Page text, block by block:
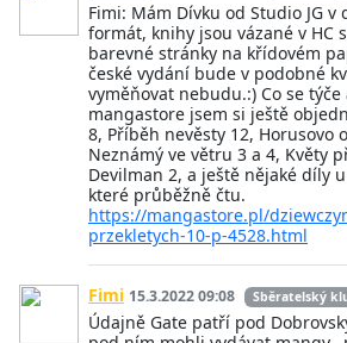
Fimi: Mám Dívku od Studio JG v
formát, knihy jsou vázané v HC
barevné stránky na křídovém
české vydání bude v podobné
vyměňovat nebudu.:) Co se
mangastore jsem si ještě
8, Příběh nevěsty 12, Horusovo
Neznámý ve větru 3 a 4, Květy
Devilman 2, a ještě nějaké díly
které průběžně čtu.
https://mangastore.pl/
przekletych-10-p-4528.html
Fimi 15.3.2022 09:08 Sběratelský
Údajně Gate patří pod